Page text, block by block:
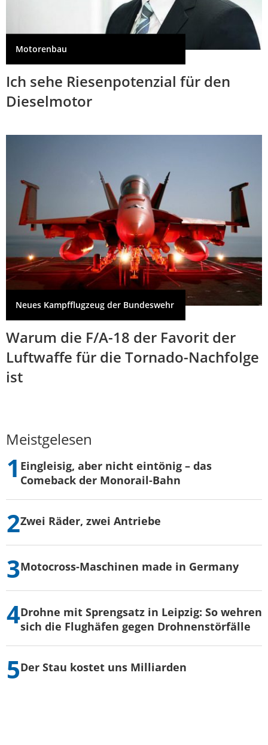
Motorenbau
Ich sehe Riesenpotenzial für den
Dieselmotor
Neues Kampfflugzeug der Bundeswehr
Warum die F/A-18 der Favorit der
Luftwaffe für die Tornado-Nachfolge
ist
Meistgelesen
Eingleisig, aber nicht eintönig – das
Comeback der Monorail-Bahn
Zwei Räder, zwei Antriebe
Motocross-Maschinen made in Germany
Drohne mit Sprengsatz in Leipzig: So wehren
sich die Flughäfen gegen Drohnenstörfälle
Der Stau kostet uns Milliarden